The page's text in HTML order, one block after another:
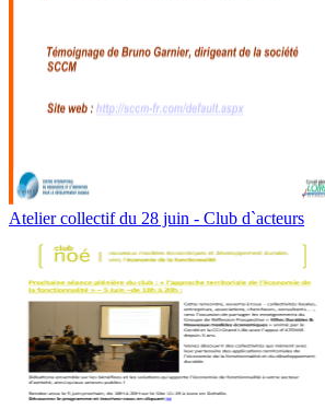
Atelier collectif du 28 juin - Club d`acteurs